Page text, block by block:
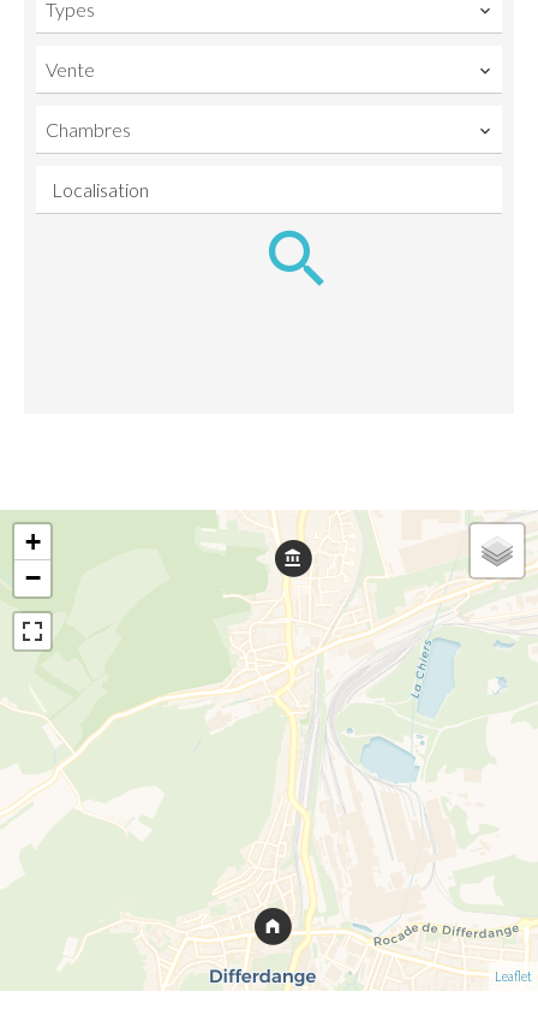
Types
Vente
Chambres
Localisation
+
−
Leaflet